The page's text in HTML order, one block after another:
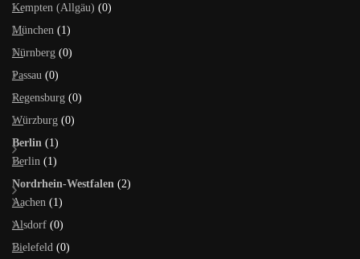
Kempten (Allgäu) (0)
München (1)
Nürnberg (0)
Passau (0)
Regensburg (0)
Würzburg (0)
Berlin (1)
Berlin (1)
Nordrhein-Westfalen (2)
Aachen (1)
Alsdorf (0)
Bielefeld (0)